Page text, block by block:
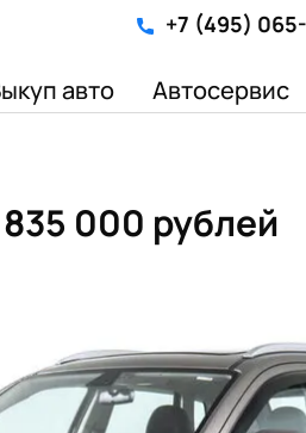
+7 (495)
авто Автосервис
000 рублей